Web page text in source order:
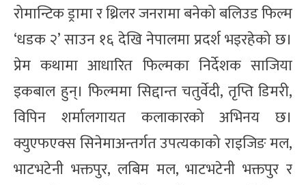
रोमान्टिक ड्रामा र थ्रिलर जनरामा बनेको बलिउड फिल्म
‘धडक २’ साउन १६ देखि नेपालमा प्रदर्श भइरहेको छ।
प्रेम कथामा आधारित फिल्मका निर्देशक साजिया
इकबाल हुन्। फिल्ममा सिद्दान्त चतुर्वेदी, तृप्ति डिमरी,
विपिन शर्मालगायत कलाकारको अभिनय छ।
क्युएफएक्स सिनेमाअन्तर्गत उपत्यकाको राइजिङ मल,
भाटभटेनी भक्तपुर, लबिम मल, भाटभटेनी भक्तपुर र